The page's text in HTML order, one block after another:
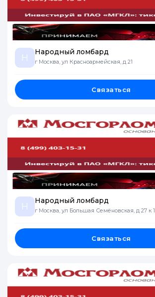
Н
Народный ломбард
г Москва, ул Красноармейская, д 21
Связаться
Н
Народный ломбард
г Москва, ул Большая Семёновская, д 27 к 1
Связаться